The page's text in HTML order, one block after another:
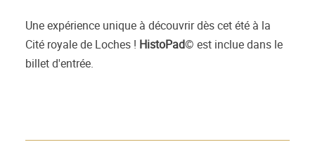
Une expérience unique à découvrir dès cet été à la
Cité royale de Loches ! HistoPad© est inclue dans le
billet d'entrée.